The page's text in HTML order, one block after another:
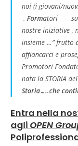
noi (igiovani/
,Formatori
nostre iniziative ,
insieme …”
affiancarci e
Promotori
nata la STORIA
Storia…..che
Entra nella
agli OPEN